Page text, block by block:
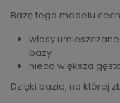
Bazę tego modelu
włosy
bazy
nieco większa
Dzięki bazie, na której